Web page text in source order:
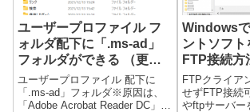
ユーザープロファイル フ
ォルダ配下に「.ms-ad」
フォルダができる （更新
あり）
ユーザープロファイル 配下に
「.ms-ad」フォルダ※原因は、
「Adobe Acrobat Reader DC」で
Windows
ントソフ
FTP接続方
FTPクライア
せずFTP接続
やftpサーバー